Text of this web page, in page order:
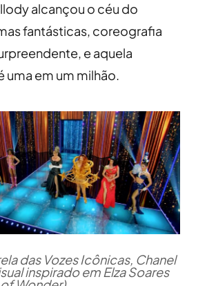
alcançou o céu do
fantásticas, coreografia
e aquela
uma em um milhão.
das Vozes Icônicas, Chanel
inspirado em Elza Soares